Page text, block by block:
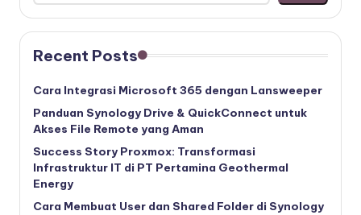
Recent Posts
Cara Integrasi Microsoft 365 dengan Lansweeper
Panduan Synology Drive & QuickConnect untuk
Akses File Remote yang Aman
Success Story Proxmox: Transformasi
Infrastruktur IT di PT Pertamina Geothermal
Energy
Cara Membuat User dan Shared Folder di Synology